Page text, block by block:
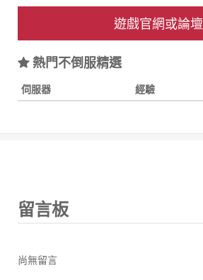
遊戲官網或論壇
熱門不倒服精選
伺服器 經驗
留言板
尚無留言